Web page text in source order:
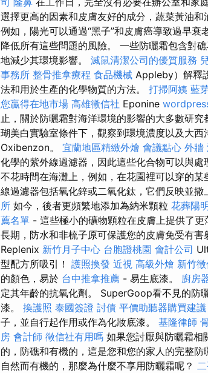
選擇更高的因素和皮膚友好的成分，蔬菜黃油和
例如，陽光可以通過“黑子”和皮膚癌導致過早
降低所有這些問題的風險。 一些防曬霜包含對
地減少其環境影響。 滅鼠清潔公司的優質服務
事務所 整骨推拿療程 食品機械 Appleby）解釋
法和用於生產的化學物質的方法。 打掃阿姨 藍
您贏得在地市場 高雄徵信社 Eponine
止，關於防曬霜對海洋環境的影響的大多數研究
瑚美白實驗室條件下，觀察到環境濃度以及大
Oxibenzon。 宜蘭地區精緻外燴 會議點心 外牆
化學的紫外線過濾器，因此這些化合物可以與處
不花時間在海灘上，例如，在花園裡可以穿的某
線過濾器包括氧化鋅或二氧化鈦，它們反映並撒
所 如今，後者更頻繁地添加為納米顆粒 花葬陽
薦名單 - 這些極小的礦物顆粒在皮膚上提供了更
長期，防水和非梳子原可保護您的皮膚免受有害
Replenix 新竹月子中心 台胞證桃園 會計公司
型配方所吸引！ 護照換發 近視 高級外燴 新竹
的顏色，易於 台中推拿推薦 - 易生底漆。 廚房
定其年齡的抗氧化劑。 SuperGoop看不見的防
漆。 換護照 泰國簽證 討債 平價助聽器購買建議
子，並自行起作用或作為化妝底漆。 基隆律師
房 會計師 徵信社有用嗎 如果您討厭與防曬霜相
的，防礁和有機的，這是您和您的家人的完整防
自然而有機的，那麼為什麼不享用防曬霜呢？